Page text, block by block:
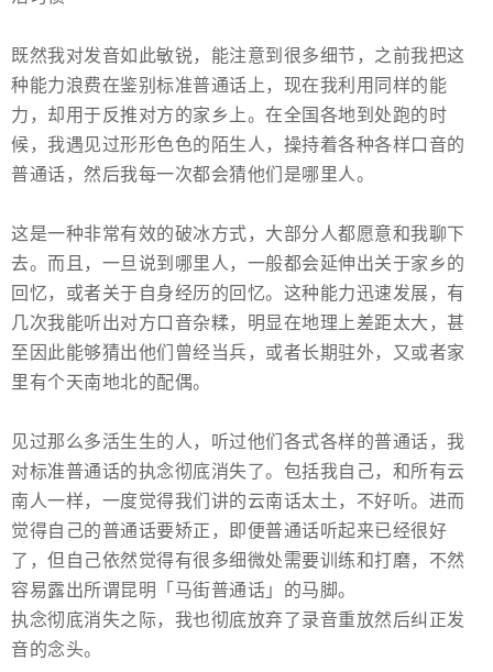
既然我对发音如此敏锐，能注意到很多细节，之前我把这
种能力浪费在鉴别标准普通话上，现在我利用同样的能
力，却用于反推对方的家乡上。在全国各地到处跑的时
候，我遇见过形形色色的陌生人，操持着各种各样口音的
普通话，然后我每一次都会猜他们是哪里人。
这是一种非常有效的破冰方式，大部分人都愿意和我聊下
去。而且，一旦说到哪里人，一般都会延伸出关于家乡的
回忆，或者关于自身经历的回忆。这种能力迅速发展，有
几次我能听出对方口音杂糅，明显在地理上差距太大，甚
至因此能够猜出他们曾经当兵，或者长期驻外，又或者家
里有个天南地北的配偶。
见过那么多活生生的人，听过他们各式各样的普通话，我
对标准普通话的执念彻底消失了。包括我自己，和所有云
南人一样，一度觉得我们讲的云南话太土，不好听。进而
觉得自己的普通话要矫正，即便普通话听起来已经很好
了，但自己依然觉得有很多细微处需要训练和打磨，不然
容易露出所谓昆明「马街普通话」的马脚。
执念彻底消失之际，我也彻底放弃了录音重放然后纠正发
音的念头。